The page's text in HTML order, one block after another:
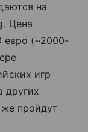
на
Цена
евро (~2000-
игр
других
пройдут